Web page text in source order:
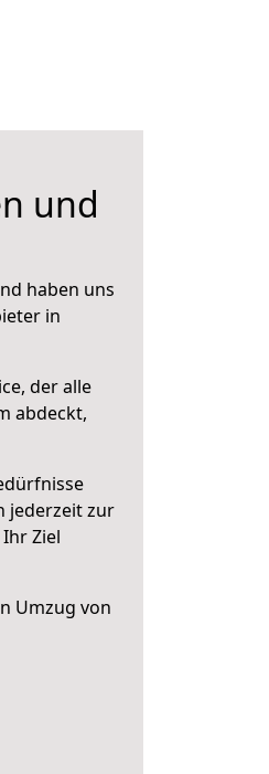
und
haben uns
in
der alle
abdeckt,
jederzeit zur
Ziel
Umzug von